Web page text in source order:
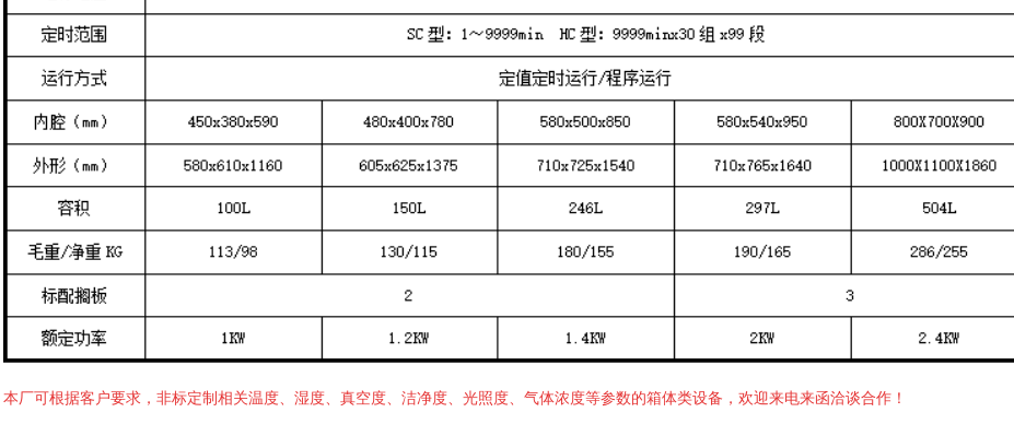
本厂可根据客户要求，非标定制相关温度、湿度、真空度、洁净度、光照度、气体浓度等参数的箱体类设备，欢迎来电来函洽谈合作！